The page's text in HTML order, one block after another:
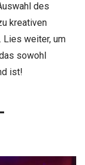
des
kreativen
Lies weiter, um
sowohl
ist!